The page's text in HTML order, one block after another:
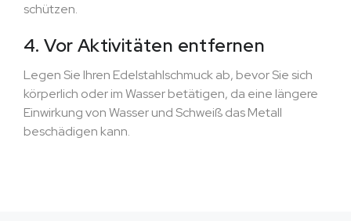
schützen.
4. Vor Aktivitäten entfernen
Legen Sie Ihren Edelstahlschmuck ab, bevor Sie sich
körperlich oder im Wasser betätigen, da eine längere
Einwirkung von Wasser und Schweiß das Metall
beschädigen kann.